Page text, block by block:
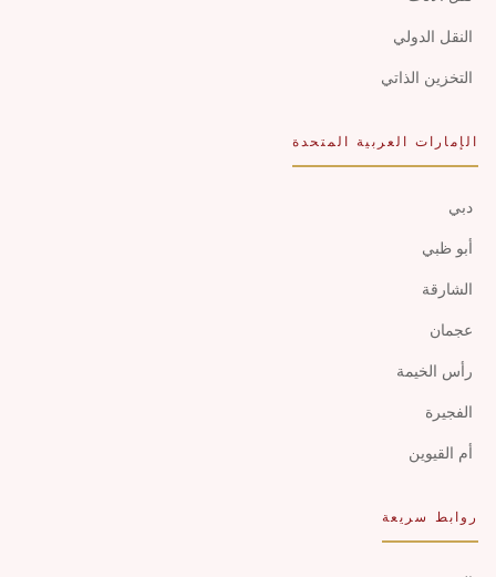
النقل الدولي
التخزين الذاتي
الإمارات العربية المتحدة
دبي
أبو ظبي
الشارقة
عجمان
رأس الخيمة
الفجيرة
أم القيوين
روابط سريعة